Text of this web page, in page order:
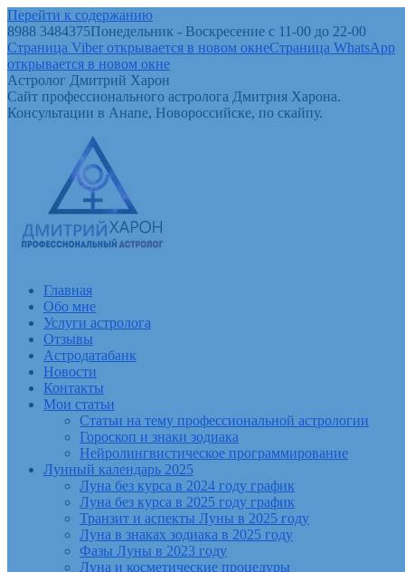
Перейти к содержанию
8988 3484375Понедельник - Воскресение с 11-00 до 22-00
Страница Viber открывается в новом окнеСтраница WhatsApp
открывается в новом окне
Астролог Дмитрий Харон
Сайт профессионального астролога Дмитрия Харона.
Консультации в Анапе, Новороссийске, по скайпу.
Главная
Обо мне
Услуги астролога
Отзывы
Астродатабанк
Новости
Контакты
Мои статьи
Статьи на тему профессиональной астрологии
Гороскоп и знаки зодиака
Нейролингвистическое программирование
Лунный календарь 2025
Луна без курса в 2024 году график
Луна без курса в 2025 году график
Транзит и аспекты Луны в 2025 году
Луна в знаках зодиака в 2025 году
Фазы Луны в 2023 году
Луна и косметические процедуры